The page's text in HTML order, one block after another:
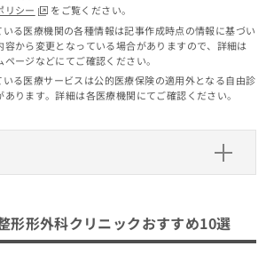
リシー
をご覧ください。
る医療機関の各種情報は記事作成時点の情報に基づい
容から変更となっている場合がありますので、詳細は
ージなどにてご確認ください。
る医療サービスは公的医療保険の適用外となる自由診
ります。詳細は各医療機関にてご確認ください。
外科
形形外科クリニックおすすめ10選